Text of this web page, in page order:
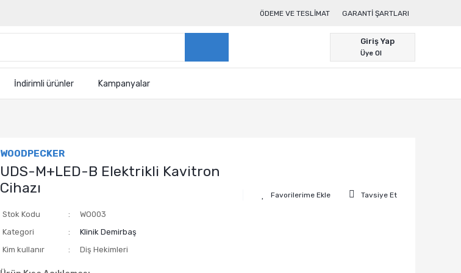
ÖDEME VE TESLIMAT GARANTI ŞARTLARI
Giriş Yap
Üye Ol
İndirimli ürünler Kampanyalar
WOODPECKER
UDS-M+LED-B Elektrikli Kavitron
Cihazı
Stok Kodu
WO003
Kategori
Klinik Demirbaş
Kim kullanır
Diş Hekimleri
Tavsiye Et